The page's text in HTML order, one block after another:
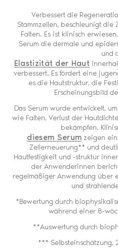
Verbessert die
Stammzellen, beschleunigt
Falten. Es ist klinisch
Serum die dermale und
und
Elastizität der Haut
verbessert. Es fördert eine
es die Hautstruktur, die
Erscheinungsbild
Das Serum wurde entwickelt,
wie Falten, Verlust der
bekämpfen.
diesem Serum zeigen
Zellerneuerung** und
Hautfestigkeit und -struktur
der Anwenderinnen
regelmäßiger Anwendung über
und
*Bewertung durch
während einer 8-
**Auswertung durch
*** Selbsteinschätzung,